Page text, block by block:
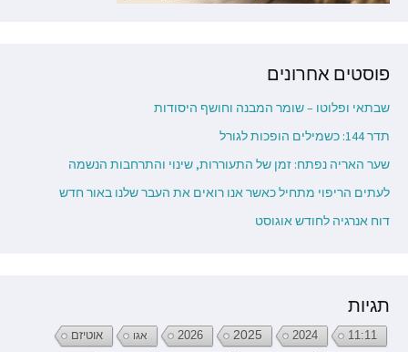
פוסטים אחרונים
שבתאי ופלוטו – שומר המבנה וחושף היסודות
תדר 144: כשמילים הופכות לגורל
שער האריה נפתח: זמן של התעוררות, שינוי והתרחבות הנשמה
לעתים הריפוי מתחיל כאשר אנו רואים את העבר שלנו באור חדש
דוח אנרגיה לחודש אוגוסט
תגיות
11:11
2024
2025
2026 אגו אוטיזם